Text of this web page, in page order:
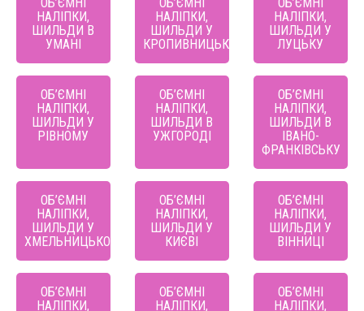
НАЛІПКИ,
ШИЛЬДИ В
УМАНІ
НАЛІПКИ,
ШИЛЬДИ У
КРОПИВНИЦЬКОМУ
НАЛІПКИ,
ШИЛЬДИ У
ЛУЦЬКУ
ОБ’ЄМНІ
НАЛІПКИ,
ШИЛЬДИ У
РІВНОМУ
ОБ’ЄМНІ
НАЛІПКИ,
ШИЛЬДИ В
УЖГОРОДІ
ОБ’ЄМНІ
НАЛІПКИ,
ШИЛЬДИ В
ІВАНО-
ФРАНКІВСЬКУ
ОБ’ЄМНІ
НАЛІПКИ,
ШИЛЬДИ У
ХМЕЛЬНИЦЬКОМУ
ОБ’ЄМНІ
НАЛІПКИ,
ШИЛЬДИ У
КИЄВІ
ОБ’ЄМНІ
НАЛІПКИ,
ШИЛЬДИ У
ВІННИЦІ
ОБ’ЄМНІ
НАЛІПКИ,
ОБ’ЄМНІ
НАЛІПКИ,
ОБ’ЄМНІ
НАЛІПКИ,